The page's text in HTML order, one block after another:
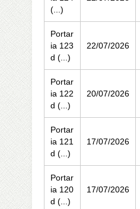
(...)
Portar
ia 123
d (...)
22/07/2026
Portar
ia 122
d (...)
20/07/2026
Portar
ia 121
d (...)
17/07/2026
Portar
ia 120
d (...)
17/07/2026